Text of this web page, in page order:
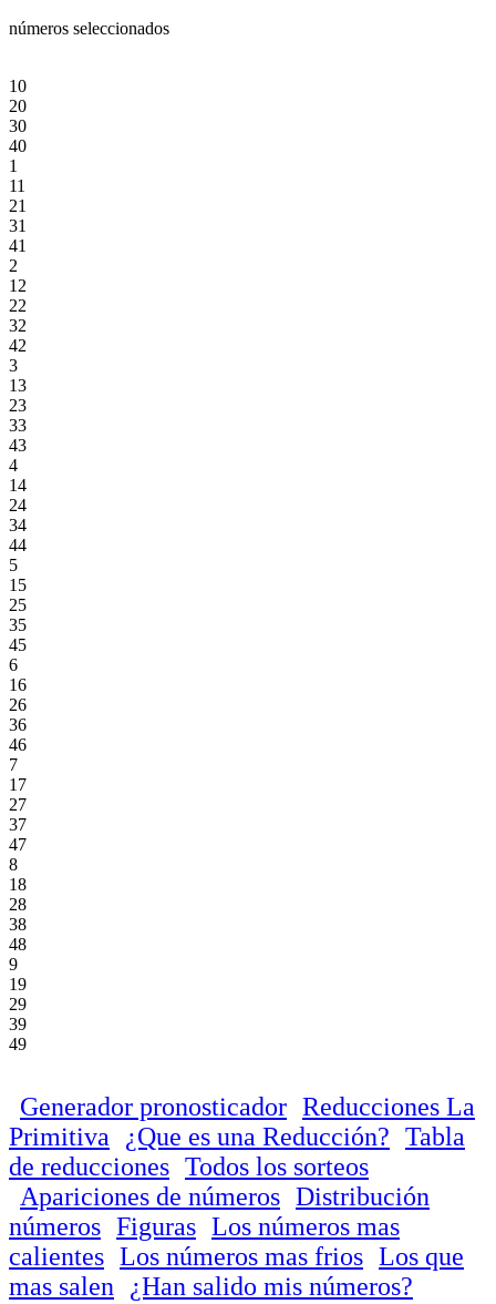
números seleccionados
10
20
30
40
1
11
21
31
41
2
12
22
32
42
3
13
23
33
43
4
14
24
34
44
5
15
25
35
45
6
16
26
36
46
7
17
27
37
47
8
18
28
38
48
9
19
29
39
49
Generador pronosticador Reducciones La
Primitiva
¿Que es una Reducción? Tabla
de reducciones Todos los sorteos
Apariciones de números Distribución
números Figuras Los números mas
calientes Los números mas frios Los que
mas salen
¿Han salido mis números?